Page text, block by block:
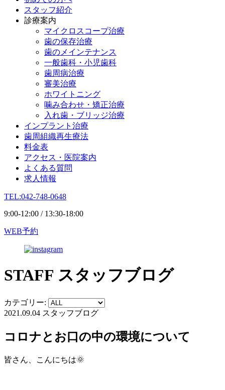
スタッフ紹介
診療案内
マイクロスコープ治療
歯の保存治療
歯のメインテナンス
一般歯科・小児歯科
歯周病治療
審美治療
ホワイトニング
噛み合わせ・矯正治療
入れ歯・ブリッジ治療
インプラント治療
歯周組織再生療法
料金表
アクセス・医院案内
よくある質問
求人情報
TEL:042-748-0648
9:00-12:00 / 13:30-18:00
WEB予約
STAFF スタッフブログ
カテゴリー:
2021.09.04 スタッフブログ
コロナとお口の中の環境について
皆さん、こんにちは🌞